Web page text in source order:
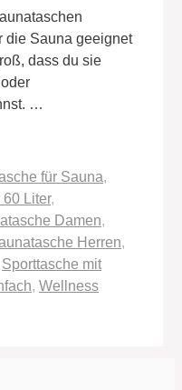
die Sauna geeignet
dass du sie
…
für Sauna,
Liter,
Damen,
Herren,
Sporttasche mit
, Wellness